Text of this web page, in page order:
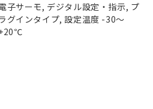
子サーモ, デジタル設定・指示, プ
グインタイプ, 設定温度 -30～